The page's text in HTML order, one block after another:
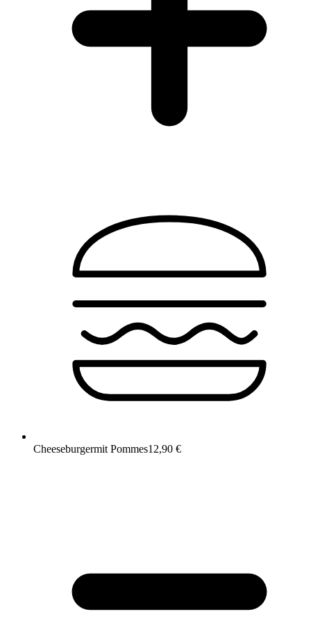
Cheeseburgermit Pommes12,90 €